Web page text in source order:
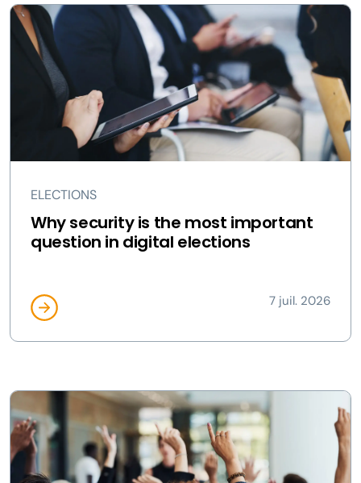
ELECTIONS
Why security is the most important
question in digital elections
7 juil. 2026